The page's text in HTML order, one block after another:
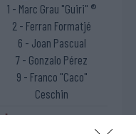
1 - Marc Grau "Guiri" ®
2 - Ferran Formatjé
6 - Joan Pascual
7 - Gonzalo Pérez
9 - Franco "Caco"
Ceschin
Timeout PAS Alcoy